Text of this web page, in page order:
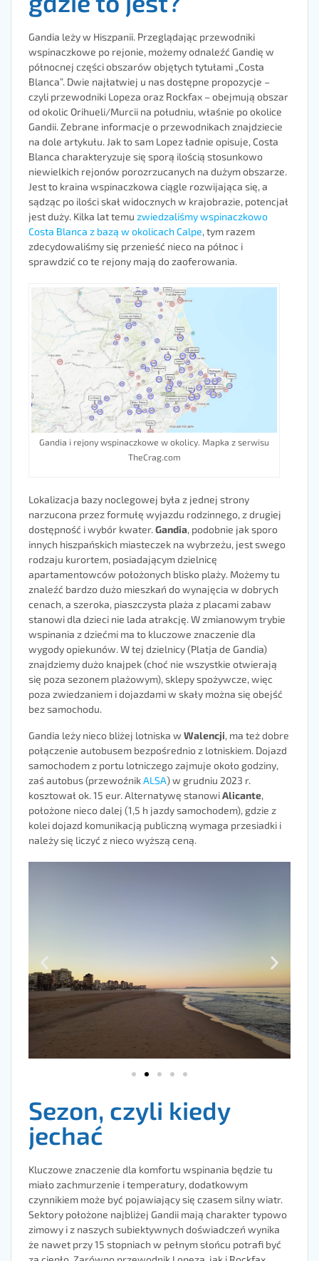
Gandia leży w Hiszpanii. Przeglądając przewodniki
wspinaczkowe po rejonie, możemy odnaleźć Gandię w
północnej części obszarów objętych tytułami „Costa
Blanca”. Dwie najłatwiej u nas dostępne propozycje –
czyli przewodniki Lopeza oraz Rockfax – obejmują obszar
od okolic Orihueli/Murcii na południu, właśnie po okolice
Gandii. Zebrane informacje o przewodnikach znajdziecie
na dole artykułu. Jak to sam Lopez ładnie opisuje, Costa
Blanca charakteryzuje się sporą ilością stosunkowo
niewielkich rejonów porozrzucanych na dużym obszarze.
Jest to kraina wspinaczkowa ciągle rozwijająca się, a
sądząc po ilości skał widocznych w krajobrazie, potencjał
jest duży. Kilka lat temu zwiedzaliśmy wspinaczkowo
Costa Blanca z bazą w okolicach Calpe, tym razem
zdecydowaliśmy się przenieść nieco na północ i
sprawdzić co te rejony mają do zaoferowania.
Gandia i rejony wspinaczkowe w okolicy. Mapka z serwisu
TheCrag.com
Lokalizacja bazy noclegowej była z jednej strony
narzucona przez formułę wyjazdu rodzinnego, z drugiej
dostępność i wybór kwater. Gandia, podobnie jak sporo
innych hiszpańskich miasteczek na wybrzeżu, jest swego
rodzaju kurortem, posiadającym dzielnicę
apartamentowców położonych blisko plaży. Możemy tu
znaleźć bardzo dużo mieszkań do wynajęcia w dobrych
cenach, a szeroka, piaszczysta plaża z placami zabaw
stanowi dla dzieci nie lada atrakcję. W zmianowym trybie
wspinania z dziećmi ma to kluczowe znaczenie dla
wygody opiekunów. W tej dzielnicy (Platja de Gandia)
znajdziemy dużo knajpek (choć nie wszystkie otwierają
się poza sezonem plażowym), sklepy spożywcze, więc
poza zwiedzaniem i dojazdami w skały można się obejść
bez samochodu.
Gandia leży nieco bliżej lotniska w Walencji, ma też dobre
połączenie autobusem bezpośrednio z lotniskiem. Dojazd
samochodem z portu lotniczego zajmuje około godziny,
zaś autobus (przewoźnikALSA) w grudniu 2023 r.
kosztował ok. 15 eur. Alternatywę stanowiAlicante,
położone nieco dalej (1,5 h jazdy samochodem), gdzie z
kolei dojazd komunikacją publiczną wymaga przesiadki i
należy się liczyć z nieco wyższą ceną.
Sezon, czyli kiedy
jechać
Kluczowe znaczenie dla komfortu wspinania będzie tu
miało zachmurzenie i temperatury, dodatkowym
czynnikiem może być pojawiający się czasem silny wiatr.
Sektory położone najbliżej Gandii mają charakter typowo
zimowy i z naszych subiektywnych doświadczeń wynika
że nawet przy 15 stopniach w pełnym słońcu potrafi być